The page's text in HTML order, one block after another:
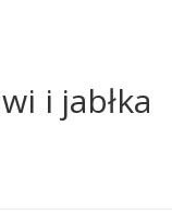
i jabłka